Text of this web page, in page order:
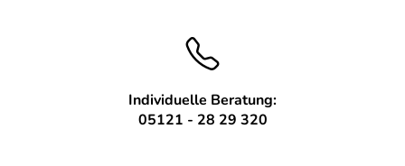
Individuelle Beratung:
05121 - 28 29 320